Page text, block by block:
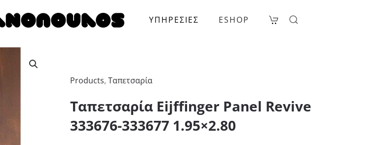
ΥΠΗΡΕΣΙΕΣ ESHOP
Products, Ταπετσαρία
Ταπετσαρία Eijffinger Panel Revive
333676-333677 1.95×2.80